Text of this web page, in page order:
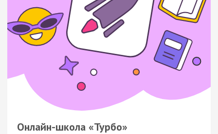
Онлайн-школа «Турбо»